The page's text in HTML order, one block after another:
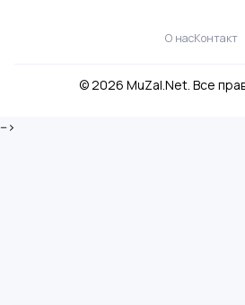
О насКонтакт
© 2026 MuZal.Net. Все
-->